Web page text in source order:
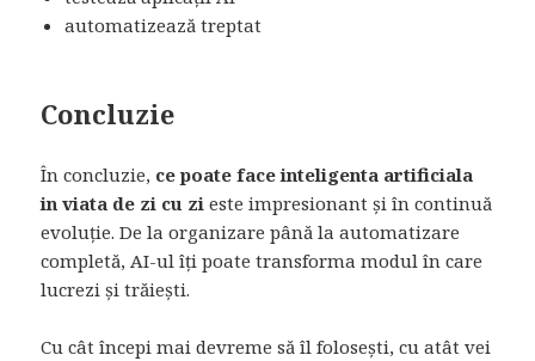
automatizează treptat
Concluzie
În concluzie, ce poate face inteligenta artificiala
in viata de zi cu zi este impresionant și în continuă
evoluție. De la organizare până la automatizare
completă, AI-ul îți poate transforma modul în care
lucrezi și trăiești.
Cu cât începi mai devreme să îl folosești, cu atât vei